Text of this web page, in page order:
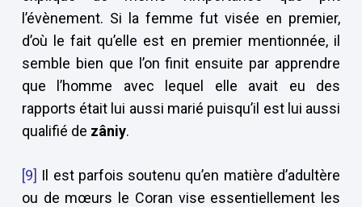
l’évènement. Si la femme fut visée en premier,
d’où le fait qu’elle est en premier mentionnée, il
semble bien que l’on finit ensuite par apprendre
que l’homme avec lequel elle avait eu des
rapports était lui aussi marié puisqu’il est lui aussi
qualifié de zâniy.
[9] Il est parfois soutenu qu’en matière d’adultère
ou de mœurs le Coran vise essentiellement les